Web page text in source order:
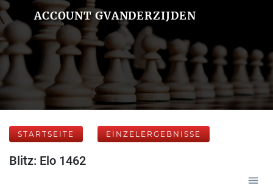
ACCOUNT GVANDERZIJDEN
STARTSEITE EINZELERGEBNISSE
Blitz: Elo 1462